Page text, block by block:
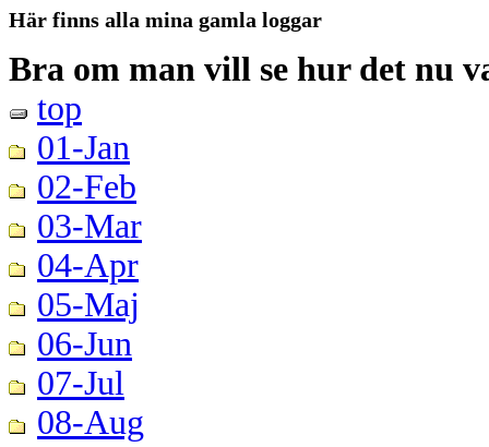
Här finns alla mina gamla loggar
Bra om man vill se hur det nu
top
01-Jan
02-Feb
03-Mar
04-Apr
05-Maj
06-Jun
07-Jul
08-Aug